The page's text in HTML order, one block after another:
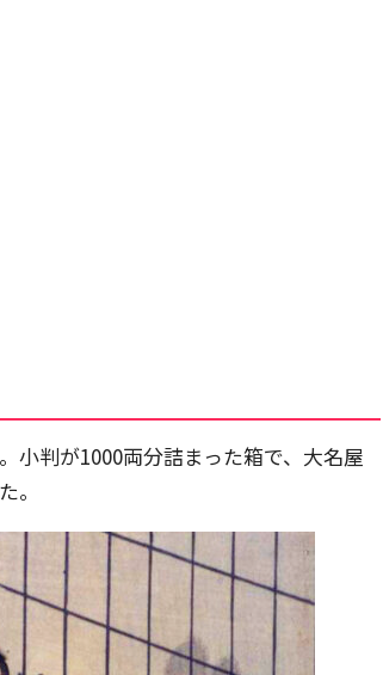
小判が1000両分詰まった箱で、大名屋
。